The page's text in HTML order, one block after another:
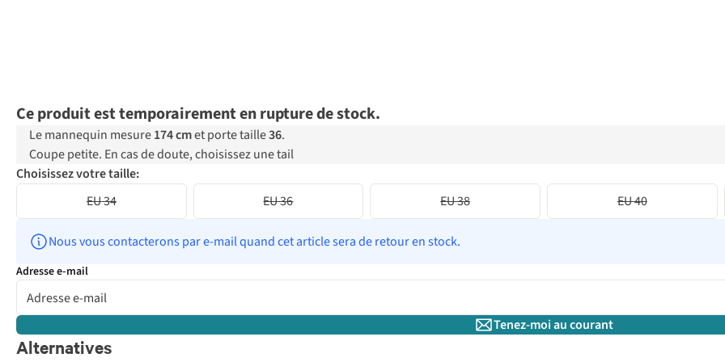
Ce produit est temporairement en rupture de stock.
Le mannequin mesure174 cmet porte taille36.
Coupe petite. En cas de doute, choisissez une tail
Choisissez votre taille:
EU 34
EU 36 EU 38 EU 40
Nous vous contacterons par e-mail quand cet article sera de retour en stock.
Adresse e-mail
Tenez-moi au courant
Alternatives